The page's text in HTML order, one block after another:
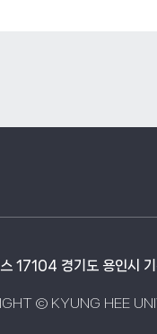
17104 경기도 용인시
© KYUNG HEE